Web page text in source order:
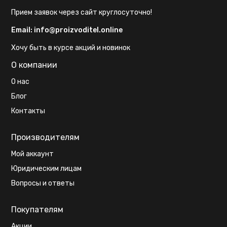
Прием заявок через сайт круглосуточно!
Email: info@proizvoditel.online
Хочу быть в курсе акций и новинок
О компании
О нас
Блог
Контакты
Производителям
Мой аккаунт
Юридическим лицам
Вопросы и ответы
Покупателям